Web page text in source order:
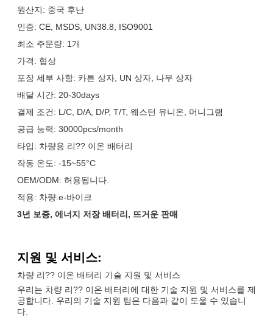
원산지: 중국 후난
인증: CE, MSDS, UN38.8, ISO9001
최소 주문량: 1개
가격: 협상
포장 세부 사항: 카튼 상자, UN 상자, 나무 상자
배달 시간: 20-30days
결제 조건: L/C, D/A, D/P, T/T, 웨스턴 유니온, 머니그램
공급 능력: 30000pcs/month
타입: 차량용 리?? 이온 배터리
작동 온도: -15~55°C
OEM/ODM: 허용됩니다.
적용: 차량.e-바이크
3년 보증, 에너지 저장 배터리, 뜨거운 판매
지원 및 서비스:
차량 리?? 이온 배터리 기술 지원 및 서비스
우리는 차량 리?? 이온 배터리에 대한 기술 지원 및 서비스를 제
공합니다. 우리의 기술 지원 팀은 다음과 같이 도울 수 있습니
다.